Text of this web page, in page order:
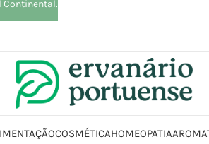
COSMÉTICAHOMEOPATIA
Continental.